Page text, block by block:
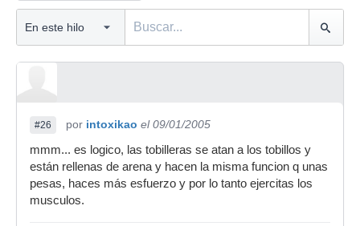
#26 por intoxikao el 09/01/2005
mmm... es logico, las tobilleras se atan a los tobillos y
están rellenas de arena y hacen la misma funcion q unas
pesas, haces más esfuerzo y por lo tanto ejercitas los
musculos.